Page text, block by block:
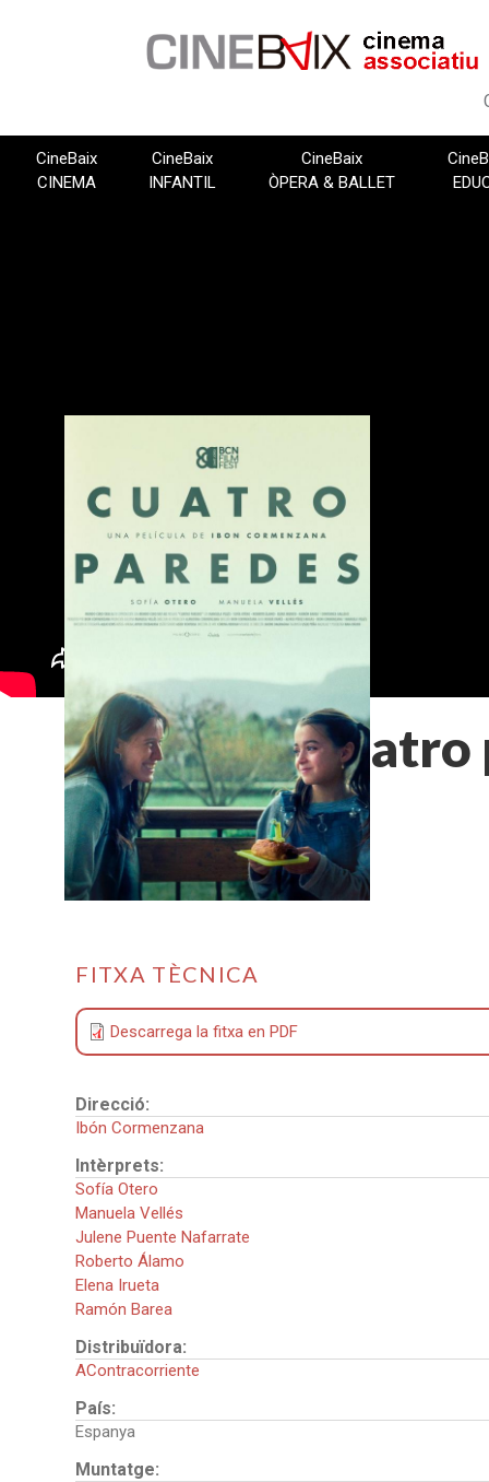
CineBaix
CINEMA
CineBaix
INFANTIL
CineBaix
ÒPERA & BALLET
Cuatro
FITXA TÈCNICA
Descarrega la fitxa en PDF
Direcció:
Ibón Cormenzana
Intèrprets:
Sofía Otero
Manuela Vellés
Julene Puente Nafarrate
Roberto Álamo
Elena Irueta
Ramón Barea
Distribuïdora:
AContracorriente
País:
Espanya
Muntatge: